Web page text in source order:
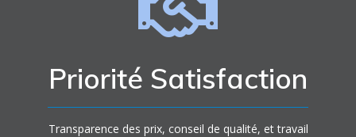
Priorité Satisfaction
Transparence des prix, conseil de qualité, et travail